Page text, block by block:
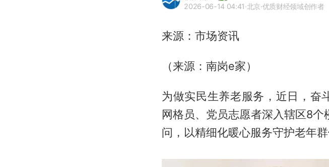
2026-06-14 04:41·北京·优质财经领域创作者
来源：市场资讯
（来源：南岗e家）
为做实民生养老服务，近日，奋
网格员、党员志愿者深入辖区8
问，以精细化暖心服务守护老年群